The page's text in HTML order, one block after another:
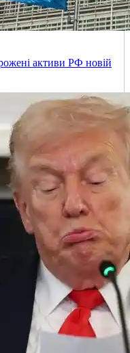
активи РФ новій